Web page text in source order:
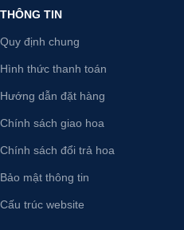
THÔNG TIN
Quy định chung
Hình thức thanh toán
Hướng dẫn đặt hàng
Chính sách giao hoa
Chính sách đổi trả hoa
Bảo mật thông tin
Cấu trúc website